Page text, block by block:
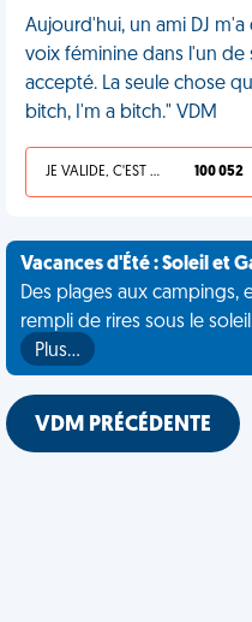
Aujourd'hui, un ami DJ
voix féminine dans l'un de
accepté. La seule chose
bitch, I'm a bitch." VDM
JE VALIDE, C'EST UNE VDM 100 052
Vacances d'Été : Soleil et
Des plages aux
rempli de rires sous le
Plus…
VDM PRÉCÉDENTE